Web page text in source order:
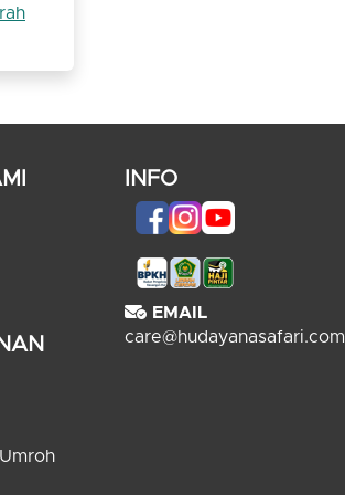
INFO
EMAIL
care@hudayanasafari.com